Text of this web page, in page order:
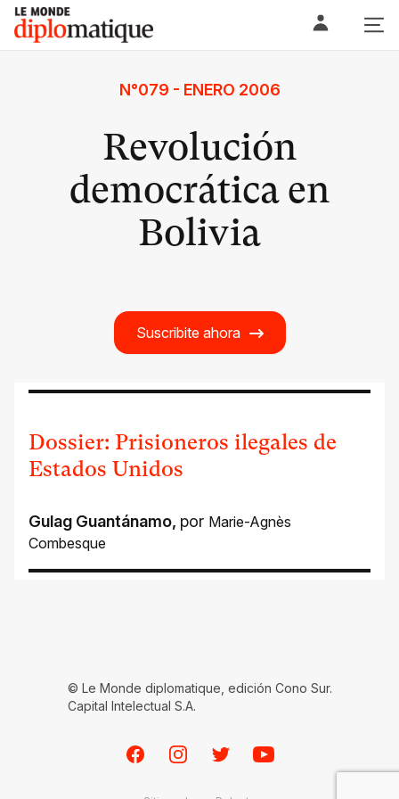
Skip
content
Le monde diplomatique
N°079 - ENERO 2006
Revolución
democrática en
Bolivia
Suscribite ahora
Dossier: Prisioneros ilegales de
Estados Unidos
Gulag Guantánamo, por Marie-Agnès
Combesque
© Le Monde diplomatique, edición Cono Sur.
Capital Intelectual S.A.
FacebookInstagramTwitterYoutube